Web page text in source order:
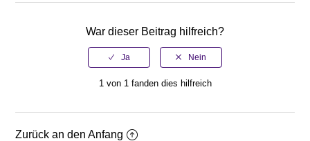
War dieser Beitrag hilfreich?
1 von 1 fanden dies hilfreich
Zurück an den Anfang